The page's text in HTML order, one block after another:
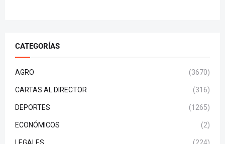
CATEGORÍAS
AGRO (3670)
CARTAS AL DIRECTOR (316)
DEPORTES (1265)
ECONÓMICOS (2)